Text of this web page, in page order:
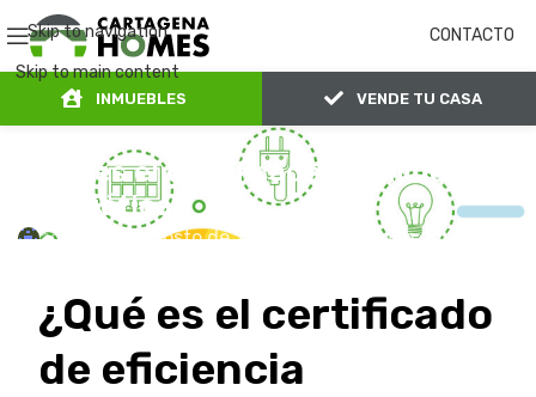
Skip to navigation
Skip to main content
CONTACTO
INMUEBLES VENDE TU CASA
¿Qué es el certificado de eficiencia
energética?
admin 6 de agosto de 2023 En 24 de mayo de 2022
¿Qué es el certificado
de eficiencia